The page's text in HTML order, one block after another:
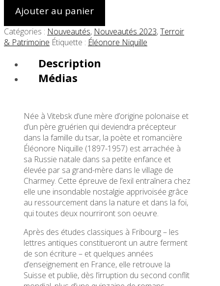
Ajouter au panier
Catégories : Nouveautés, Nouveautés 2023,Terroir
& Patrimoine Étiquette : Éléonore Niquille
Description
Médias
Née à Vitebsk d’une mère d’origine polonaise et
d’un père gruérien qui deviendra précepteur
dans la famille du tsar, la poète et romancière
Éléonore Niquille (1897-1957) est arrachée à
sa Russie natale dans sa petite enfance et
élevée par sa grand-mère dans le village de
Charmey. Cette épreuve de l’exil entraînera chez
elle une insondable nostalgie apprivoisée grâce
au ressourcement dans la nature et dans la foi,
qui toutes deux nourriront son oeuvre.
Après des études classiques à Fribourg – les
lettres antiques constitueront un autre ferment
de son écriture – et quelques années
d’enseignement en France, elle retrouve la
Suisse et publie, dès l’irruption du second conflit